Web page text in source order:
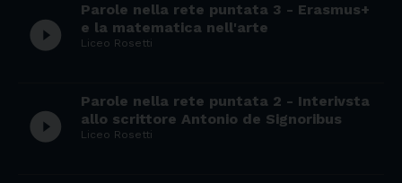
play_circle_filled
Parole nella rete puntata 3 - Erasmus+
e la matematica nell'arte
Liceo Rosetti
play_circle_filled
Parole nella rete puntata 2 - Interivsta
allo scrittore Antonio de Signoribus
Liceo Rosetti